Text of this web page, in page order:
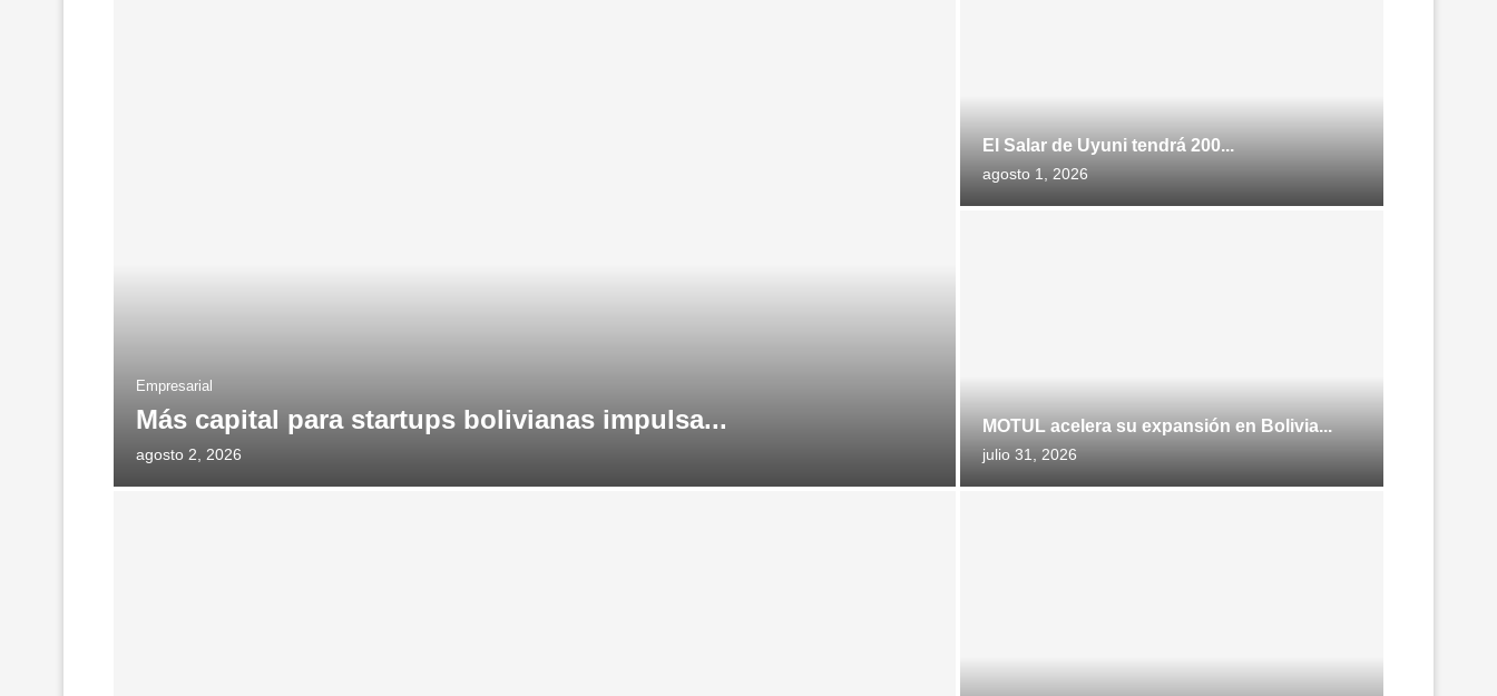
Empresarial
Más capital para startups bolivianas impulsa...
agosto 2, 2026
El Salar de Uyuni tendrá 200...
agosto 1, 2026
MOTUL acelera su expansión en Bolivia...
julio 31, 2026